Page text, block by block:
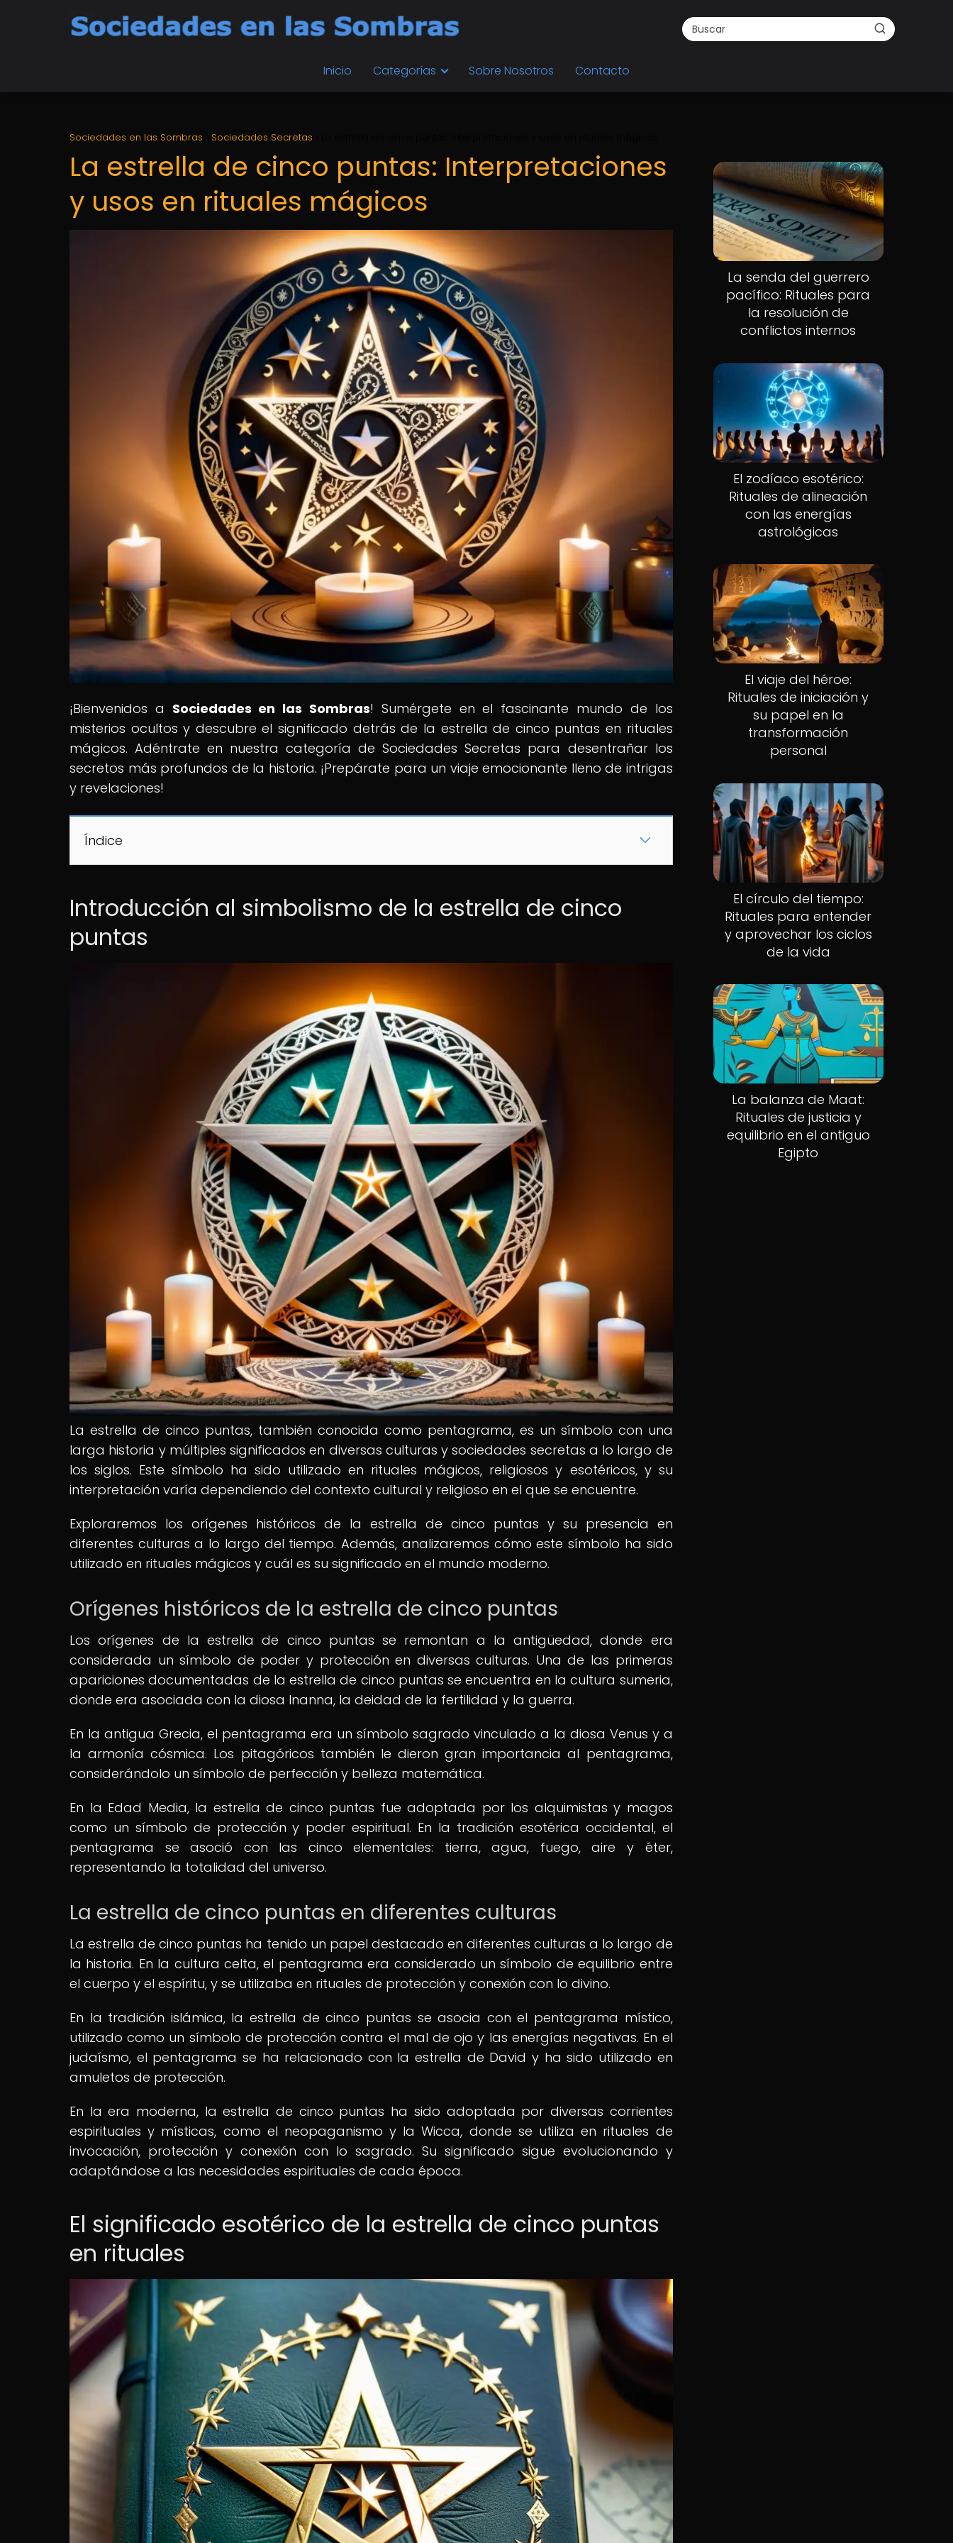
Inicio Categorías Sobre Nosotros Contacto
Sociedades en las Sombras Sociedades Secretas
La estrella de cinco puntas: Interpretaciones
y usos en rituales mágicos
¡Bienvenidos a Sociedades en las Sombras! Sumérgete en el fascinante mundo de los
misterios ocultos y descubre el significado detrás de la estrella de cinco puntas en rituales
mágicos. Adéntrate en nuestra categoría de Sociedades Secretas para desentrañar los
secretos más profundos de la historia. ¡Prepárate para un viaje emocionante lleno de intrigas
y revelaciones!
Índice
Introducción al simbolismo de la estrella de cinco
puntas
La estrella de cinco puntas, también conocida como pentagrama, es un símbolo con una
larga historia y múltiples significados en diversas culturas y sociedades secretas a lo largo de
los siglos. Este símbolo ha sido utilizado en rituales mágicos, religiosos y esotéricos, y su
interpretación varía dependiendo del contexto cultural y religioso en el que se encuentre.
Exploraremos los orígenes históricos de la estrella de cinco puntas y su presencia en
diferentes culturas a lo largo del tiempo. Además, analizaremos cómo este símbolo ha sido
utilizado en rituales mágicos y cuál es su significado en el mundo moderno.
Orígenes históricos de la estrella de cinco puntas
Los orígenes de la estrella de cinco puntas se remontan a la antigüedad, donde era
considerada un símbolo de poder y protección en diversas culturas. Una de las primeras
apariciones documentadas de la estrella de cinco puntas se encuentra en la cultura sumeria,
donde era asociada con la diosa Inanna, la deidad de la fertilidad y la guerra.
En la antigua Grecia, el pentagrama era un símbolo sagrado vinculado a la diosa Venus y a
la armonía cósmica. Los pitagóricos también le dieron gran importancia al pentagrama,
considerándolo un símbolo de perfección y belleza matemática.
En la Edad Media, la estrella de cinco puntas fue adoptada por los alquimistas y magos
como un símbolo de protección y poder espiritual. En la tradición esotérica occidental, el
pentagrama se asoció con las cinco elementales: tierra, agua, fuego, aire y éter,
representando la totalidad del universo.
La estrella de cinco puntas en diferentes culturas
La estrella de cinco puntas ha tenido un papel destacado en diferentes culturas a lo largo de
la historia. En la cultura celta, el pentagrama era considerado un símbolo de equilibrio entre
el cuerpo y el espíritu, y se utilizaba en rituales de protección y conexión con lo divino.
En la tradición islámica, la estrella de cinco puntas se asocia con el pentagrama místico,
utilizado como un símbolo de protección contra el mal de ojo y las energías negativas. En el
judaísmo, el pentagrama se ha relacionado con la estrella de David y ha sido utilizado en
amuletos de protección.
En la era moderna, la estrella de cinco puntas ha sido adoptada por diversas corrientes
espirituales y místicas, como el neopaganismo y la Wicca, donde se utiliza en rituales de
invocación, protección y conexión con lo sagrado. Su significado sigue evolucionando y
adaptándose a las necesidades espirituales de cada época.
El significado esotérico de la estrella de cinco puntas
en rituales
Nuevo
La senda del guerrero
pacífico: Rituales para
la resolución de
conflictos internos
El zodíaco esotérico:
Rituales de alineación
con las energías
astrológicas
El viaje del héroe:
Rituales de iniciación y
su papel en la
transformación
personal
El círculo del tiempo:
Rituales para entender
y aprovechar los ciclos
de la vida
La balanza de Maat:
Rituales de justicia y
equilibrio en el antiguo
Egipto